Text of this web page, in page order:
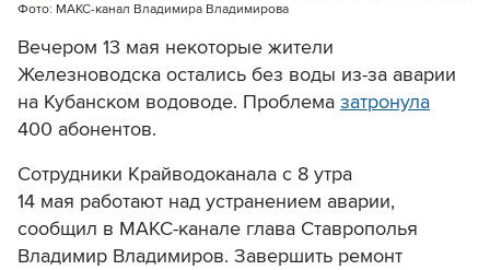
Фото: МАКС-канал Владимира Владимирова
Вечером 13 мая некоторые жители
Железноводска остались без воды из-за аварии
на Кубанском водоводе. Проблема затронула
400 абонентов.
Сотрудники Крайводоканала с 8 утра
14 мая работают над устранением аварии,
сообщил в МАКС-канале глава Ставрополья
Владимир Владимиров. Завершить ремонт